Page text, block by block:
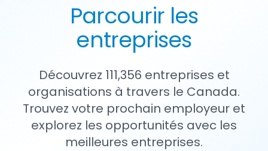
Parcourir les
entreprises
Découvrez 111,356 entreprises et
organisations à travers le Canada.
Trouvez votre prochain employeur et
explorez les opportunités avec les
meilleures entreprises.